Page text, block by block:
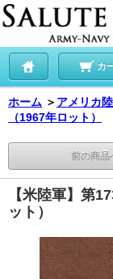
カ
ホーム ＞ アメリカ
（1967年ロット）
前の商品
【米陸軍】第
ット）